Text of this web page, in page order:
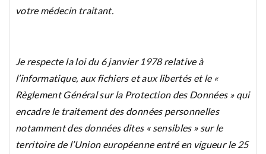
votre médecin traitant.
Je respecte la loi du 6 janvier 1978 relative à
l’informatique, aux fichiers et aux libertés et le «
Règlement Général sur la Protection des Données » qui
encadre le traitement des données personnelles
notamment des données dites « sensibles » sur le
territoire de l’Union européenne entré en vigueur le 25